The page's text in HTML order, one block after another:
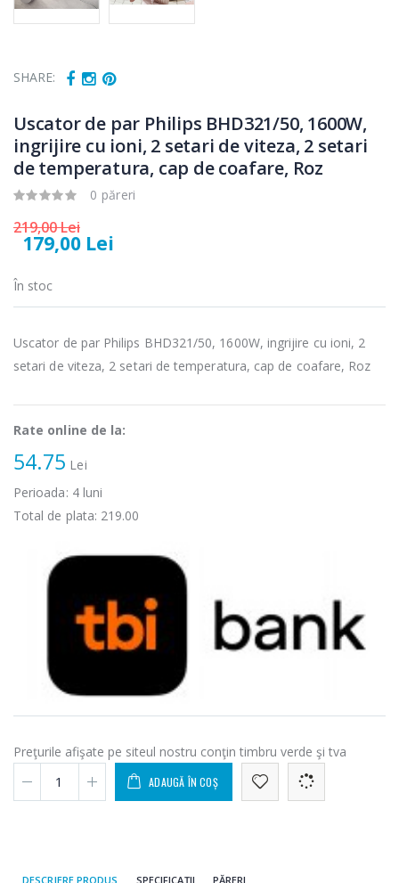
SHARE:
Uscator de par Philips BHD321/50, 1600W,
ingrijire cu ioni, 2 setari de viteza, 2 setari
de temperatura, cap de coafare, Roz
0 păreri
219,00 Lei
179,00 Lei
În stoc
Uscator de par Philips BHD321/50, 1600W, ingrijire cu ioni, 2
setari de viteza, 2 setari de temperatura, cap de coafare, Roz
Rate online de la:
54.75 Lei
Perioada: 4luni
Total de plata: 219.00
Preţurile afişate pe siteul nostru conţin timbru verde şi tva
ADAUGĂ ÎN COȘ
DESCRIERE PRODUS SPECIFICAȚII PĂRERI
microunde
Heinner ...
289,00 Lei
Cuptor cu
incorporabil, ...
-33%
799,00 Lei
electric cu filtru
...
89,00 Lei
-33%
199,00 Lei